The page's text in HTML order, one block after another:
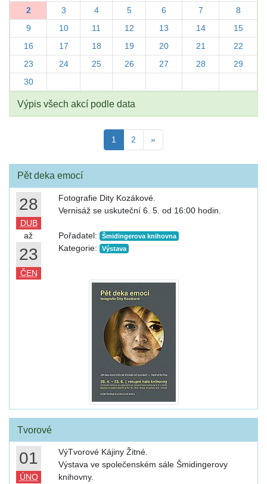
2
3 4 5 6 7
8
9
10 11 12 13 14
15
16
17 18 19 20 21
22
23
24 25 26 27 28
29
30
Výpis všech akcí podle data
1 2 »
Pět deka emocí
28
DUB
až
23
ČEN
Fotografie Dity Kozákové.
Vernisáž se uskuteční 6. 5. od 16:00 hodin.
Pořadatel: Šmidingerova knihovna
Kategorie: Výstava
Tvorové
01
ÚNO
VýTvorové Kájiny Žitné.
Výstava ve společenském sále Šmidingerovy
knihovny.